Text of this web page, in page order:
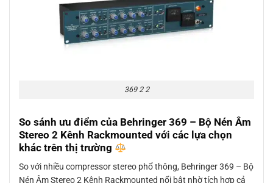
369 2 2
So sánh ưu điểm của Behringer 369 – Bộ Nén Âm
Stereo 2 Kênh Rackmounted với các lựa chọn
khác trên thị trường
So với nhiều compressor stereo phổ thông, Behringer 369 – Bộ
Nén Âm Stereo 2 Kênh Rackmounted nổi bật nhờ tích hợp cả